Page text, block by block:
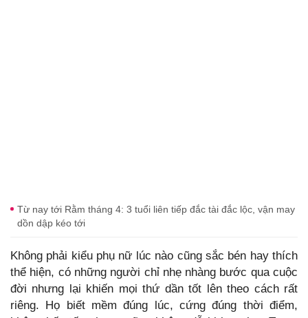
Từ nay tới Rằm tháng 4: 3 tuổi liên tiếp đắc tài đắc lộc, vận may
dồn dập kéo tới
Không phải kiểu phụ nữ lúc nào cũng sắc bén hay thích
thể hiện, có những người chỉ nhẹ nhàng bước qua cuộc
đời nhưng lại khiến mọi thứ dần tốt lên theo cách rất
riêng. Họ biết mềm đúng lúc, cứng đúng thời điểm,